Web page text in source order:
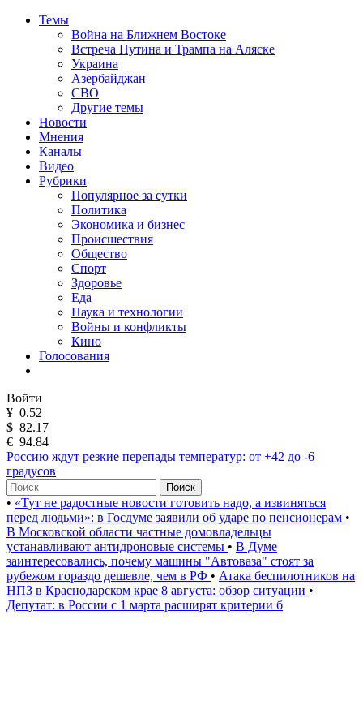
Темы
Война на Ближнем Востоке
Встреча Путина и Трампа на Аляске
Украина
Азербайджан
СВО
Другие темы
Новости
Мнения
Каналы
Видео
Рубрики
Популярное за сутки
Политика
Экономика и бизнес
Происшествия
Общество
Спорт
Здоровье
Еда
Наука и технологии
Войны и конфликты
Кино
Голосования
Войти
¥ 0.52
$ 82.17
€ 94.84
Россию ждут резкие перепады температур: от +42 до -6
градусов
Поиск
• «Тут не радостные новости готовить надо, а извиняться
перед людьми»: в Госдуме заявили об ударе по пенсионерам •
В Московской области частные домовладельцы
устанавливают антидроновые системы • В Думе
заинтересовались, почему машины "Автоваза" стоят за
рубежом гораздо дешевле, чем в РФ • Атака беспилотников на
НПЗ в Краснодарском крае 8 августа: обзор ситуации •
Депутат: в России с 1 марта расширят критерии б